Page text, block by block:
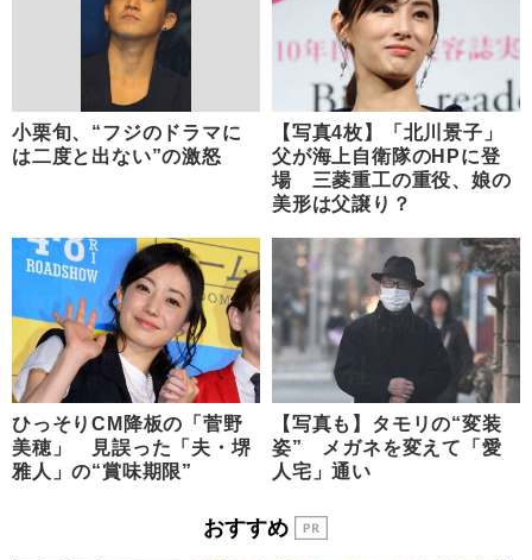
小栗旬、“フジのドラマに
は二度と出ない”の激怒
【写真4枚】「北川景子」
父が海上自衛隊のHPに登
場 三菱重工の重役、娘の
美形は父譲り？
ひっそりCM降板の「菅野
美穂」 見誤った「夫・堺
雅人」の“賞味期限”
【写真も】タモリの“変装
姿” メガネを変えて「愛
人宅」通い
おすすめ